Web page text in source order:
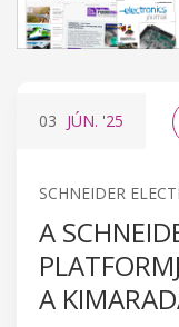
03 JÚN. '25
SCHNEIDER
A
A